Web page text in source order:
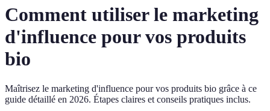
Comment utiliser le marketing
d'influence pour vos produits
bio
Maîtrisez le marketing d'influence pour vos produits bio grâce à ce
guide détaillé en 2026. Étapes claires et conseils pratiques inclus.